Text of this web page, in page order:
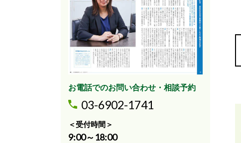
お電話でのお問い合わせ・相談予約
03-6902-1741
＜受付時間＞
9:00～18:00